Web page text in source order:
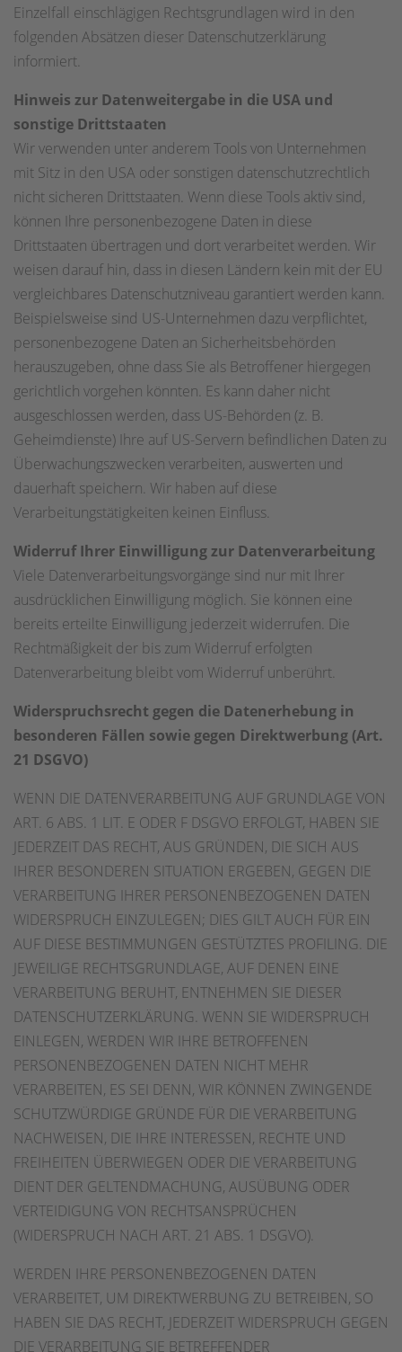
Einzelfall einschlägigen Rechtsgrundlagen wird in den
folgenden Absätzen dieser Datenschutzerklärung
informiert.
Hinweis zur Datenweitergabe in die USA und
sonstige Drittstaaten
Wir verwenden unter anderem Tools von Unternehmen
mit Sitz in den USA oder sonstigen datenschutzrechtlich
nicht sicheren Drittstaaten. Wenn diese Tools aktiv sind,
können Ihre personenbezogene Daten in diese
Drittstaaten übertragen und dort verarbeitet werden. Wir
weisen darauf hin, dass in diesen Ländern kein mit der EU
vergleichbares Datenschutzniveau garantiert werden kann.
Beispielsweise sind US-Unternehmen dazu verpflichtet,
personenbezogene Daten an Sicherheitsbehörden
herauszugeben, ohne dass Sie als Betroffener hiergegen
gerichtlich vorgehen könnten. Es kann daher nicht
ausgeschlossen werden, dass US-Behörden (z. B.
Geheimdienste) Ihre auf US-Servern befindlichen Daten zu
Überwachungszwecken verarbeiten, auswerten und
dauerhaft speichern. Wir haben auf diese
Verarbeitungstätigkeiten keinen Einfluss.
Widerruf Ihrer Einwilligung zur Datenverarbeitung
Viele Datenverarbeitungsvorgänge sind nur mit Ihrer
ausdrücklichen Einwilligung möglich. Sie können eine
bereits erteilte Einwilligung jederzeit widerrufen. Die
Rechtmäßigkeit der bis zum Widerruf erfolgten
Datenverarbeitung bleibt vom Widerruf unberührt.
Widerspruchsrecht gegen die Datenerhebung in
besonderen Fällen sowie gegen Direktwerbung (Art.
21 DSGVO)
WENN DIE DATENVERARBEITUNG AUF GRUNDLAGE VON
ART. 6 ABS. 1 LIT. E ODER F DSGVO ERFOLGT, HABEN SIE
JEDERZEIT DAS RECHT, AUS GRÜNDEN, DIE SICH AUS
IHRER BESONDEREN SITUATION ERGEBEN, GEGEN DIE
VERARBEITUNG IHRER PERSONENBEZOGENEN DATEN
WIDERSPRUCH EINZULEGEN; DIES GILT AUCH FÜR EIN
AUF DIESE BESTIMMUNGEN GESTÜTZTES PROFILING. DIE
JEWEILIGE RECHTSGRUNDLAGE, AUF DENEN EINE
VERARBEITUNG BERUHT, ENTNEHMEN SIE DIESER
DATENSCHUTZERKLÄRUNG. WENN SIE WIDERSPRUCH
EINLEGEN, WERDEN WIR IHRE BETROFFENEN
PERSONENBEZOGENEN DATEN NICHT MEHR
VERARBEITEN, ES SEI DENN, WIR KÖNNEN ZWINGENDE
SCHUTZWÜRDIGE GRÜNDE FÜR DIE VERARBEITUNG
NACHWEISEN, DIE IHRE INTERESSEN, RECHTE UND
FREIHEITEN ÜBERWIEGEN ODER DIE VERARBEITUNG
DIENT DER GELTENDMACHUNG, AUSÜBUNG ODER
VERTEIDIGUNG VON RECHTSANSPRÜCHEN
(WIDERSPRUCH NACH ART. 21 ABS. 1 DSGVO).
WERDEN IHRE PERSONENBEZOGENEN DATEN
VERARBEITET, UM DIREKTWERBUNG ZU BETREIBEN, SO
HABEN SIE DAS RECHT, JEDERZEIT WIDERSPRUCH GEGEN
DIE VERARBEITUNG SIE BETREFFENDER